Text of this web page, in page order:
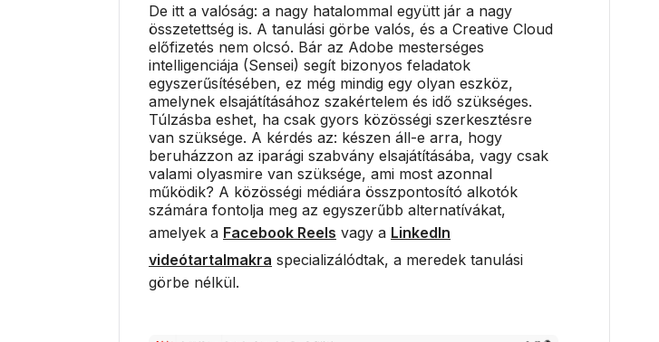
De itt a valóság: a nagy hatalommal együtt jár a nagy
összetettség is. A tanulási görbe valós, és a Creative Cloud
előfizetés nem olcsó. Bár az Adobe mesterséges
intelligenciája (Sensei) segít bizonyos feladatok
egyszerűsítésében, ez még mindig egy olyan eszköz,
amelynek elsajátításához szakértelem és idő szükséges.
Túlzásba eshet, ha csak gyors közösségi szerkesztésre
van szüksége. A kérdés az: készen áll-e arra, hogy
beruházzon az iparági szabvány elsajátításába, vagy csak
valami olyasmire van szüksége, ami most azonnal
működik? A közösségi médiára összpontosító alkotók
számára fontolja meg az egyszerűbb alternatívákat,
amelyek a Facebook Reels vagy a LinkedIn
videótartalmakra specializálódtak, a meredek tanulási
görbe nélkül.